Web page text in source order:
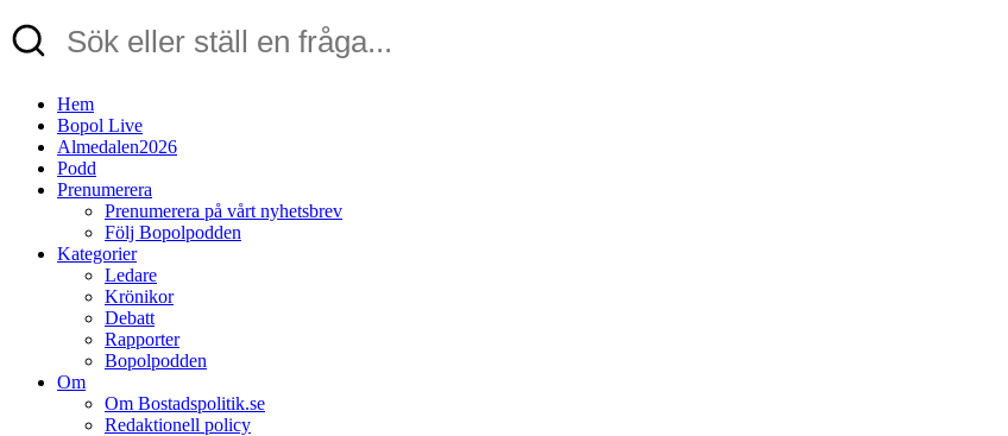
Hem
Bopol Live
Almedalen2026
Podd
Prenumerera
Prenumerera på vårt nyhetsbrev
Följ Bopolpodden
Kategorier
Ledare
Krönikor
Debatt
Rapporter
Bopolpodden
Om
Om Bostadspolitik.se
Redaktionell policy